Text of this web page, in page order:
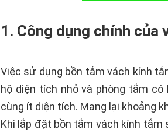
1. Công dụng chính của
Việc sử dụng bồn tắm vách kính
hộ diện tích nhỏ và phòng tắm
cùng ít diện tích. Mang lại khoảng
Khi lắp đặt bồn tắm vách kính